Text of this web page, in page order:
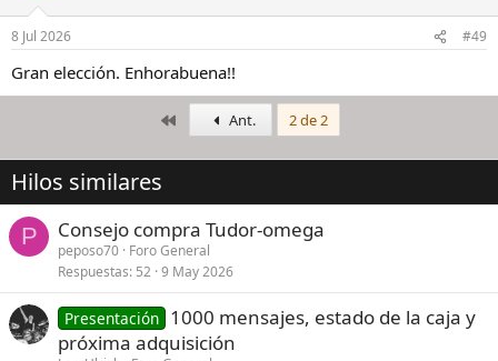
8 Jul 2026 #49
Gran elección. Enhorabuena!!
PrimeroAnt. 2 de 2
Hilos similares
P Consejo compra Tudor-omega
peposo70 Foro General
Respuestas 52 9 May 2026
Presentación 1000 mensajes, estado de la caja y
próxima adquisición